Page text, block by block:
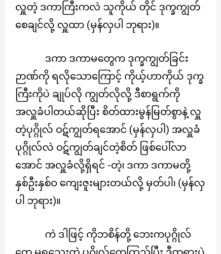
လှူတဲ့ ဒကာကြီးကလဲ သူကိုယ် တိုင် ဒုက္ခကျွတ်
စေချင်လို့ လှူထာ (မှန်လှပါ ဘုရား)။
ဒကာ ဒကာမတွေက ဒုက္ခကျွတ်ခြင်း
ဉာဏ်ကို ရလိုသောကြောင့် ကိုယ့်ဟာကိုယ် ဒုက္ခ
ကြီးကိုပဲ ချုပ်လို ကျွတ်လိုလို့ ဒီစာရွက်ကို
အလှူခံပါတယ်ဆိုပြီး စိတ်ထားမွန်မြတ်စွာနဲ့ လှူ
တဲ့ပုဂ္ဂိုလ် ဝဋ်ကျွတ်ရအောင် (မှန်လှပါ) အလှူခံ
ပုဂ္ဂိုလ်လဲ ဝဋ်ကျွတ်ချင်တဲ့စိတ် ဖြစ်ပေါ်လာ
အောင် အလှူခံလို့ရှိရင် -တဲ့၊ ဒကာ ဒကာမတို့
နှစ်ဦးနှစ်ဝ ကျေးဇူးများတယ်လို့ မှတ်ပါ၊ (မှန်လှ
ပါ ဘုရား)။
ကဲ ဒါဖြင့် ကိုဘစိန်တို့ ဘေးကပုဂ္ဂိုလ်